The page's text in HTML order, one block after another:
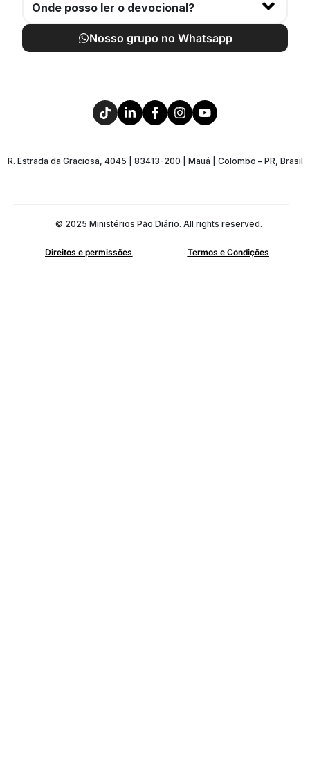
Onde posso ler o devocional?
Nosso grupo no Whatsapp
R. Estrada da Graciosa, 4045 | 83413-200 | Mauá | Colombo – PR, Brasil
© 2025 Ministérios Pão Diário. All rights reserved.
Direitos e permissões Termos e Condições